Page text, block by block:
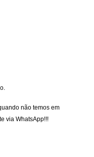
não temos em
via WhatsApp!!!